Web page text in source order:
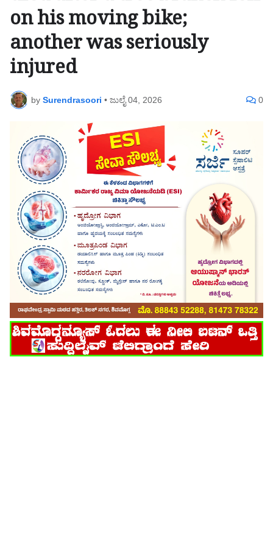
on his moving bike;
another was seriously
injured
by Surendrasoori • ಜುಲೈ 04, 2026 0